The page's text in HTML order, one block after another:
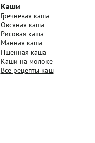
Каши
Гречневая каша
Овсяная каша
Рисовая каша
Манная каша
Пшенная каша
Каши на молоке
Все рецепты каш